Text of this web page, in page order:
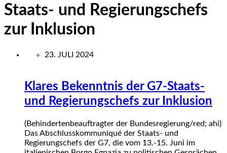
Staats- und Regierungschefs
zur Inklusion
23. JULI 2024
Klares Bekenntnis der G7-Staats-
und Regierungschefs zur Inklusion
(Behindertenbeauftragter der Bundesregierung/red; ahi)
Das Abschlusskommuniqué der Staats- und
Regierungschefs der G7, die vom 13.-15. Juni im